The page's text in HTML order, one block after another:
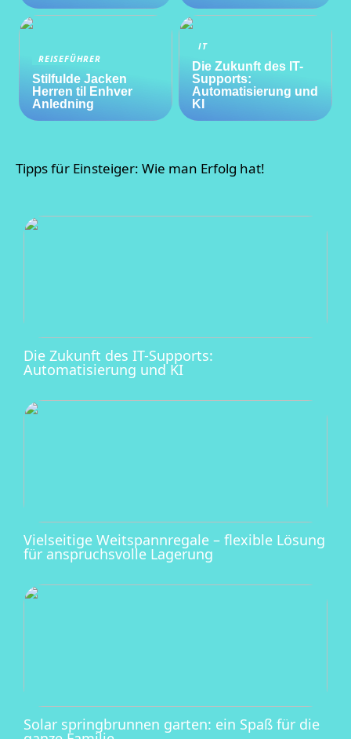
REISEFÜHRER
Stilfulde Jacken
Herren til Enhver
Anledning
IT
Die Zukunft des IT-
Supports:
Automatisierung und
KI
Tipps für Einsteiger: Wie man Erfolg hat!
Die Zukunft des IT-Supports:
Automatisierung und KI
Vielseitige Weitspannregale – flexible Lösung
für anspruchsvolle Lagerung
Solar springbrunnen garten: ein Spaß für die